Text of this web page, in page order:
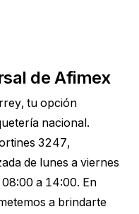
de Afimex
tu opción
nacional.
3247,
de lunes a viernes
a 14:00. En
a brindarte